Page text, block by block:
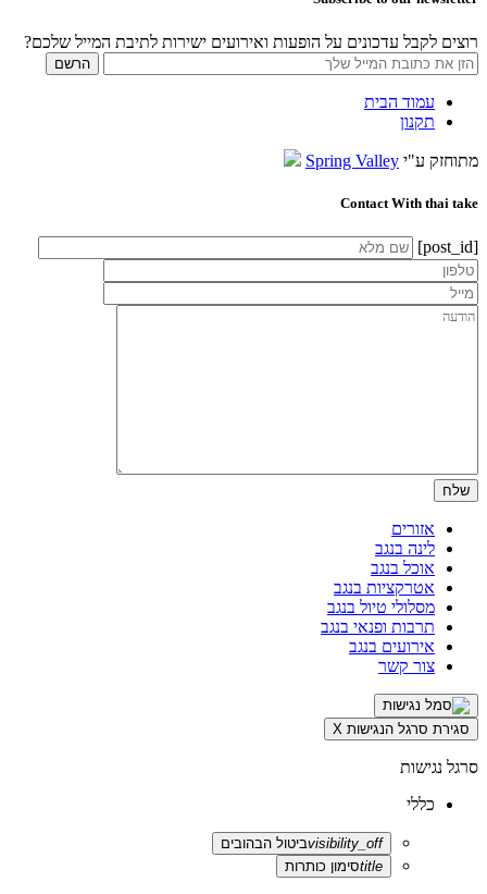
רוצים לקבל עדכונים על הופעות ואירועים ישירות לתיבת המייל שלכם?
עמוד הבית
תקנון
מתוחזק ע"י Spring Valley
Contact With thai take
[post_id]
אזורים
לינה בנגב
אוכל בנגב
אטרקציות בנגב
מסלולי טיול בנגב
תרבות ופנאי בנגב
אירועים בנגב
צור קשר
סגירת סרגל הנגישות X
סרגל נגישות
כללי
visibility_offביטול הבהובים
titleסימון כותרות